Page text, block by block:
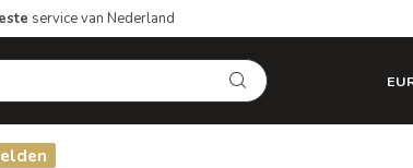
service van Nederland